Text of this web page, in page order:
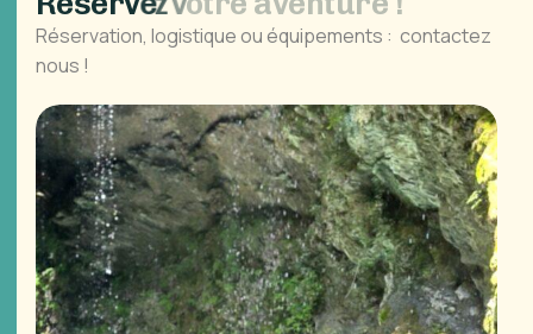
Réservation, logistique ou équipements : contactez
nous !